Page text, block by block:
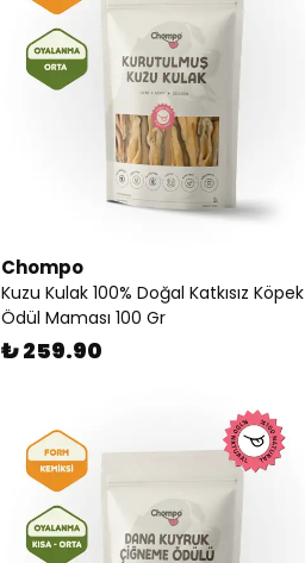
Chompo
Kuzu Kulak 100% Doğal Katkısız Köpek
Ödül Maması 100 Gr
₺ 259.90